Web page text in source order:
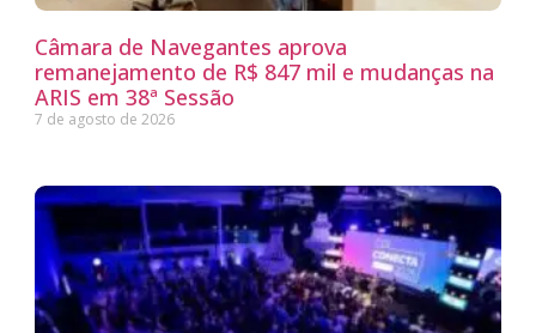
Câmara de Navegantes aprova
remanejamento de R$ 847 mil e mudanças na
ARIS em 38ª Sessão
7 de agosto de 2026